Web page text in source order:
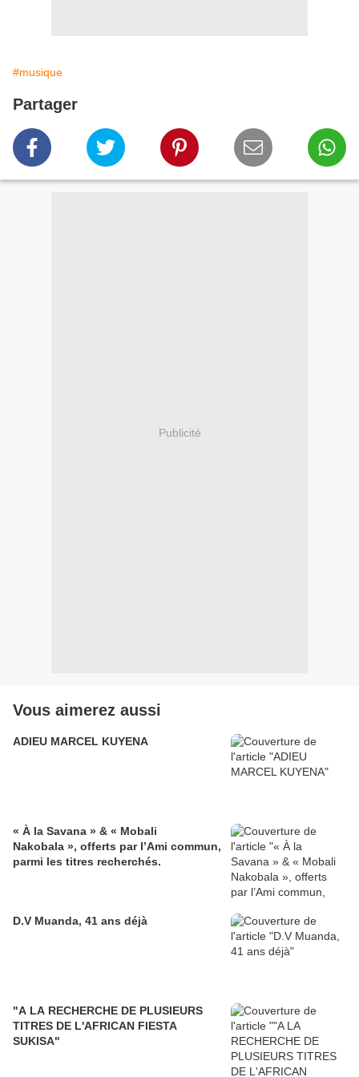
#musique
Partager
Publicité
Vous aimerez aussi
ADIEU MARCEL KUYENA
« À la Savana » & « Mobali
Nakobala », offerts par l’Ami commun,
parmi les titres recherchés.
D.V Muanda, 41 ans déjà
"A LA RECHERCHE DE PLUSIEURS
TITRES DE L'AFRICAN FIESTA
SUKISA"